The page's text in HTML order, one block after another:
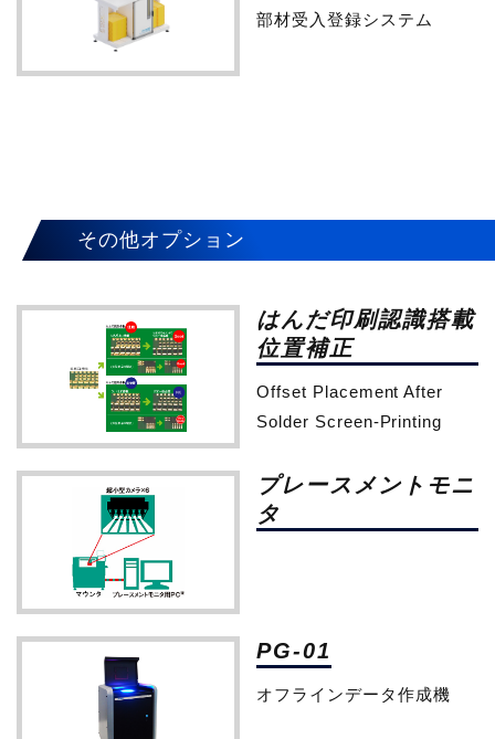
部材受入登録システム
その他オプション
はんだ印刷認識搭載
位置補正
Offset Placement After
Solder Screen-Printing
プレースメントモニ
タ
PG-01
オフラインデータ作成機